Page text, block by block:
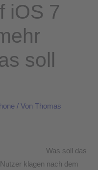
iOS 7
soll
/ Von Thomas
Was soll das
klagen nach dem